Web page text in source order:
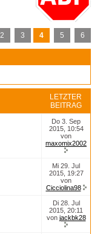
2 3 4 5 6
LETZTER
BEITRAG
Do 3. Sep
2015, 10:54
von
maxomix2002
Mi 29. Jul
2015, 19:27
von
Cicciolina98
Di 28. Jul
2015, 20:11
von jackbk28